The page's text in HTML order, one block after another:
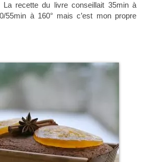
La recette du livre conseillait 35min à
55min à 160° mais c’est mon propre